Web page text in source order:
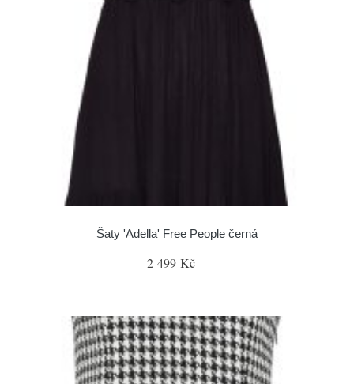
Šaty 'Adella' Free People černá
2 499 Kč